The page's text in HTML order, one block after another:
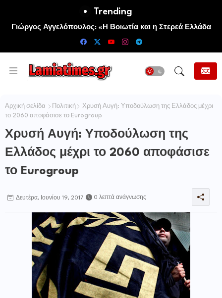
Trending
Γιώργος Αγγελόπουλος: «Η Βοιωτία και η Στερεά Ελλάδα
καίγεται. Η Κυβέρνηση και η Περιφερειακή Αρχή
Πανηγυρίζει η Ιερά Σταυροπηγιακή και Κοινοβιακή Μονή
Μεταμορφώσεως του Σωτήρος Καμενων Βουρλων (Μονή
Αρχική σελίδα Πολιτική
Χρυσή Αυγή: Υποδούλωση της Ελλάδος μέχρι
το 2060 αποφάσισε το Eurogroup
Χρυσή Αυγή: Υποδούλωση της
Ελλάδος μέχρι το 2060 αποφάσισε
το Eurogroup
Δευτέρα, Ιουνίου 19, 2017 0 λεπτά ανάγνωσης